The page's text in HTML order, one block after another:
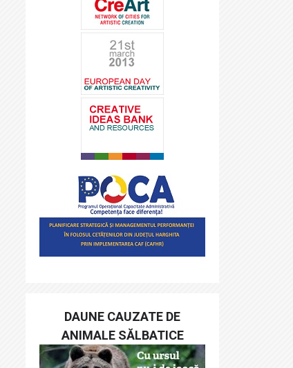
DAUNE CAUZATE DE
ANIMALE SĂLBATICE